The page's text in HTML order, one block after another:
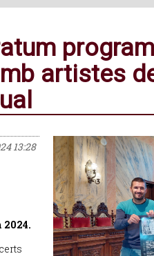
artistes
13:28
2024.